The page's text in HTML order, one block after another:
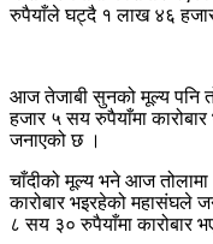
रुपैयाँले घट्दै १ लाख ४६
आज तेजाबी सुनको मूल्य पनि
हजार ५ सय रुपैयाँमा
जनाएको छ ।
चाँदीको मूल्य भने आज
कारोबार भइरहेको महासंघले
८ सय ३० रुपैयाँमा कारोबार